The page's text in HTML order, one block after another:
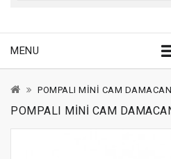
MENU
POMPALI MİNİ CAM
POMPALI MİNİ CAM